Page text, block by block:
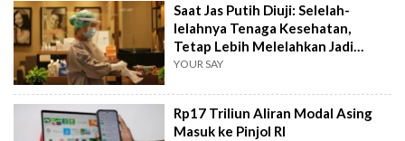
Saat Jas Putih Diuji: Selelah-
lelahnya Tenaga Kesehatan,
Tetap Lebih Melelahkan Jadi
Pasien
YOUR SAY
Rp17 Triliun Aliran Modal Asing
Masuk ke Pinjol RI